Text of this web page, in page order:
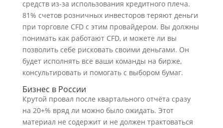
средств из-за использования кредитного плеча.
81% счетов розничных инвесторов теряют деньги
при торговле CFD с этим провайдером. Вы должны
понимать как работают CFD, и можете ли вы
позволить себе рисковать своими деньгами. Он
будет исполнять все ваши команды на бирже,
консультировать и помогать с выбором бумаг.
Бизнес в России
Крутой провал после квартального отчёта сразу
на 20+% вряд ли можно было ожидать. Этот
материал не содержит и не должен трактоваться